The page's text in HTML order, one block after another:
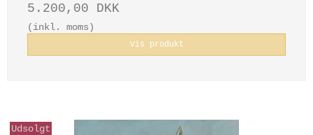
5.200,00 DKK
(inkl. moms)
Vis produkt
Udsolgt